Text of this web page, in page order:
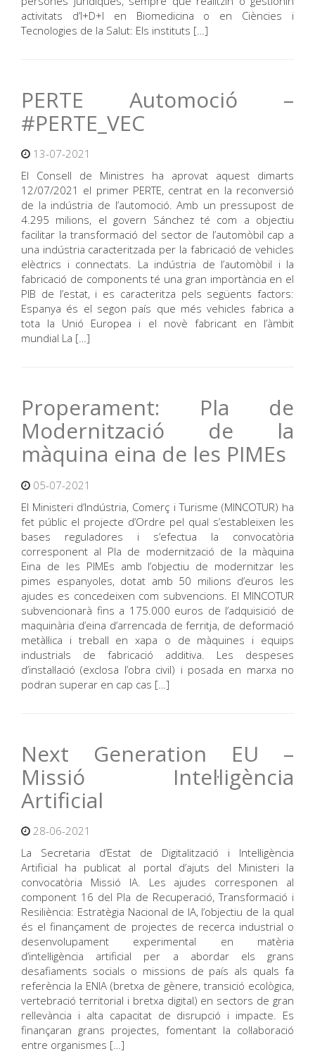
activitats d’I+D+I en Biomedicina o en Ciències i
Tecnologies de la Salut: Els instituts […]
PERTE Automoció –
#PERTE_VEC
13-07-2021
El Consell de Ministres ha aprovat aquest dimarts
12/07/2021 el primer PERTE, centrat en la reconversió
de la indústria de l’automoció. Amb un pressupost de
4.295 milions, el govern Sánchez té com a objectiu
facilitar la transformació del sector de l’automòbil cap a
una indústria caracteritzada per la fabricació de vehicles
elèctrics i connectats. La indústria de l’automòbil i la
fabricació de components té una gran importància en el
PIB de l’estat, i es caracteritza pels següents factors:
Espanya és el segon país que més vehicles fabrica a
tota la Unió Europea i el novè fabricant en l’àmbit
mundial La […]
Properament: Pla de
Modernització de la
màquina eina de les PIMEs
05-07-2021
El Ministeri d’Indústria, Comerç i Turisme (MINCOTUR) ha
fet públic el projecte d’Ordre pel qual s’estableixen les
bases reguladores i s’efectua la convocatòria
corresponent al Pla de modernització de la màquina
Eina de les PIMEs amb l’objectiu de modernitzar les
pimes espanyoles, dotat amb 50 milions d’euros les
ajudes es concedeixen com subvencions. El MINCOTUR
subvencionarà fins a 175.000 euros de l’adquisició de
maquinària d’eina d’arrencada de ferritja, de deformació
metàl·lica i treball en xapa o de màquines i equips
industrials de fabricació additiva. Les despeses
d’instal·lació (exclosa l’obra civil) i posada en marxa no
podran superar en cap cas […]
Next Generation EU –
Missió Intel·ligència
Artificial
28-06-2021
La Secretaria d’Estat de Digitalització i Intel·ligència
Artificial ha publicat al portal d’ajuts del Ministeri la
convocatòria Missió IA. Les ajudes corresponen al
component 16 del Pla de Recuperació, Transformació i
Resiliència: Estratègia Nacional de IA, l’objectiu de la qual
és el finançament de projectes de recerca industrial o
desenvolupament experimental en matèria
d’intel·ligència artificial per a abordar els grans
desafiaments socials o missions de país als quals fa
referència la ENIA (bretxa de gènere, transició ecològica,
vertebració territorial i bretxa digital) en sectors de gran
rellevància i alta capacitat de disrupció i impacte. Es
finançaran grans projectes, fomentant la col·laboració
entre organismes […]